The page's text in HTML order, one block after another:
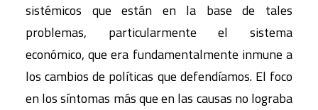
sistémicos que están en la base de tales
problemas, particularmente el sistema
económico, que era fundamentalmente inmune a
los cambios de políticas que defendíamos. El foco
en los síntomas más que en las causas no lograba